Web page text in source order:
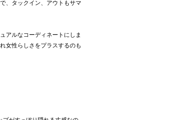
、タックイン、アウトもサマ
アルなコーディネートにしま
女性らしさをプラスするのも